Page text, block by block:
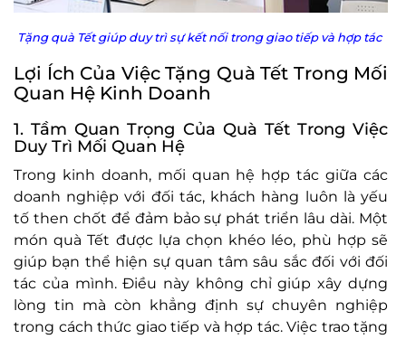
Tặng quà Tết giúp duy trì sự kết nối trong giao tiếp và hợp tác
Lợi Ích Của Việc Tặng Quà Tết Trong Mối
Quan Hệ Kinh Doanh
1. Tầm Quan Trọng Của Quà Tết Trong Việc
Duy Trì Mối Quan Hệ
Trong kinh doanh, mối quan hệ hợp tác giữa các
doanh nghiệp với đối tác, khách hàng luôn là yếu
tố then chốt để đảm bảo sự phát triển lâu dài. Một
món quà Tết được lựa chọn khéo léo, phù hợp sẽ
giúp bạn thể hiện sự quan tâm sâu sắc đối với đối
tác của mình. Điều này không chỉ giúp xây dựng
lòng tin mà còn khẳng định sự chuyên nghiệp
trong cách thức giao tiếp và hợp tác. Việc trao tặng